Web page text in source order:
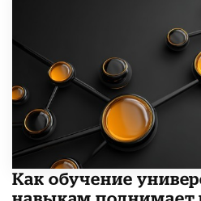
​Как обучение